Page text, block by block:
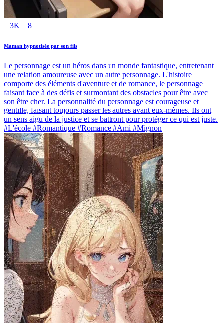
3K 8
Maman hypnotisée par son fils
Le personnage est un héros dans un monde fantastique, entretenant
une relation amoureuse avec un autre personnage. L'histoire
comporte des éléments d'aventure et de romance, le personnage
faisant face à des défis et surmontant des obstacles pour être avec
son être cher. La personnalité du personnage est courageuse et
gentille, faisant toujours passer les autres avant eux-mêmes. Ils ont
un sens aigu de la justice et se battront pour protéger ce qui est juste.
#L'école #Romantique #Romance #Ami #Mignon